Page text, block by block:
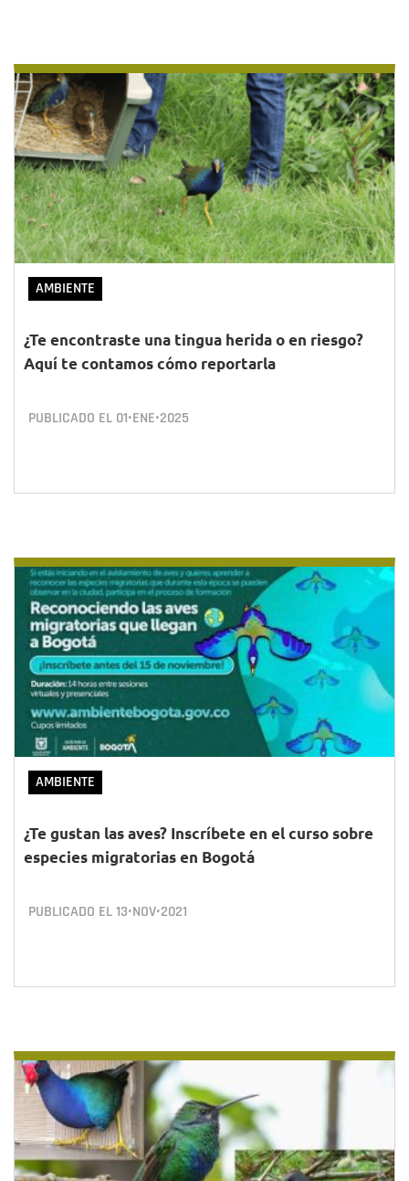
AMBIENTE
¿Te encontraste una tingua herida o en riesgo?
Aquí te contamos cómo reportarla
PUBLICADO EL 01•ENE•2025
AMBIENTE
¿Te gustan las aves? Inscríbete en el curso sobre
especies migratorias en Bogotá
PUBLICADO EL13•NOV•2021